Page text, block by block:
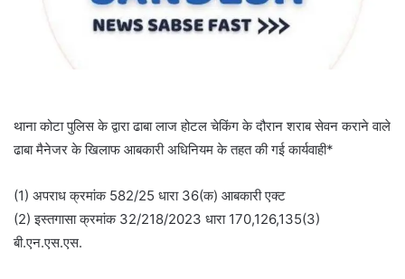
थाना कोटा पुलिस के द्वारा ढाबा लाज होटल चेकिंग के दौरान शराब सेवन कराने वाले
ढाबा मैनेजर के खिलाफ आबकारी अधिनियम के तहत की गई कार्यवाही*
(1) अपराध क्रमांक 582/25 धारा 36(क) आबकारी एक्ट
(2) इस्तगासा क्रमांक 32/218/2023 धारा 170,126,135(3)
बी.एन.एस.एस.